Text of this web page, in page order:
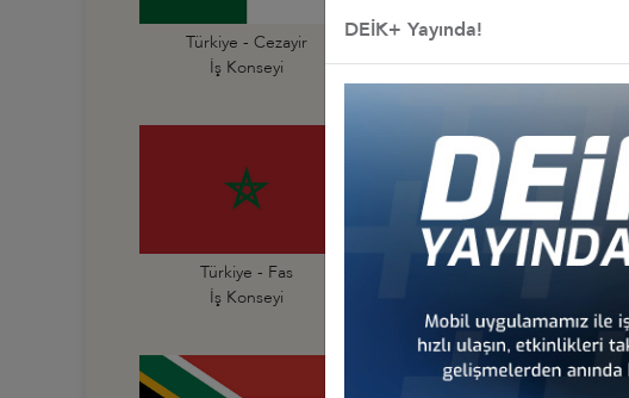
Türkiye - Cezayir
İş Konseyi
Türkiye - Cibuti
İş Konseyi
Türkiye - Fas
İş Konseyi
Türkiye - Fildişi Sahili
DEİK+ Yayında!